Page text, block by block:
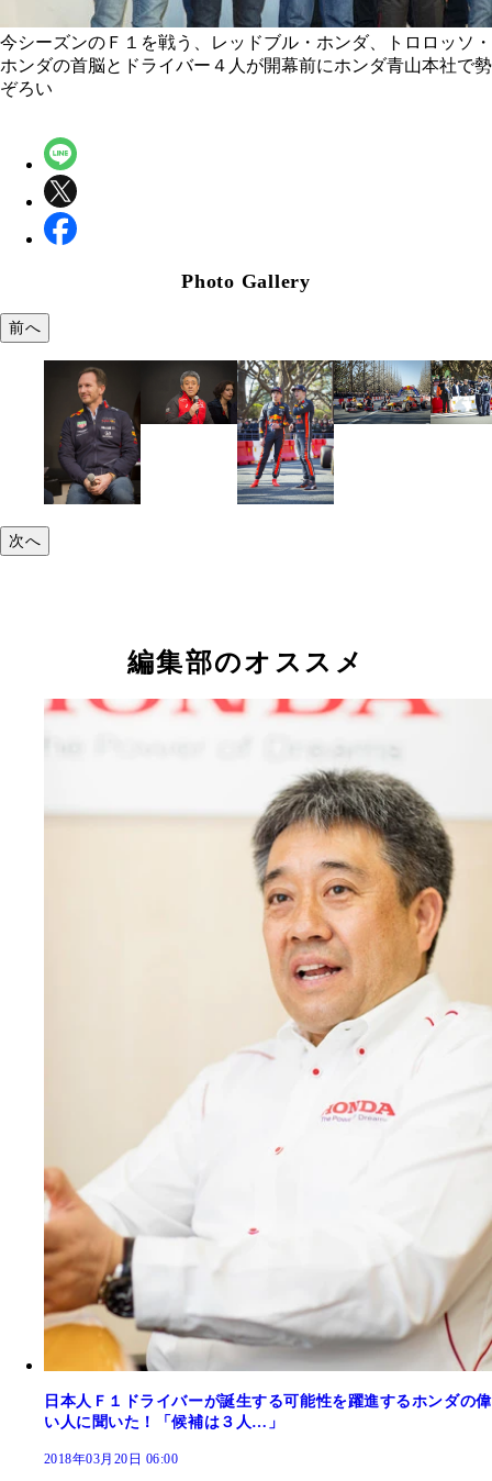
今シーズンのＦ１を戦う、レッドブル・ホンダ、トロロッソ・
ホンダの首脳とドライバー４人が開幕前にホンダ青山本社で勢
ぞろい
Photo Gallery
前へ
次へ
編集部のオススメ
日本人Ｆ１ドライバーが誕生する可能性を躍進するホンダの偉
い人に聞いた！「候補は３人…」
2018年03月20日 06:00